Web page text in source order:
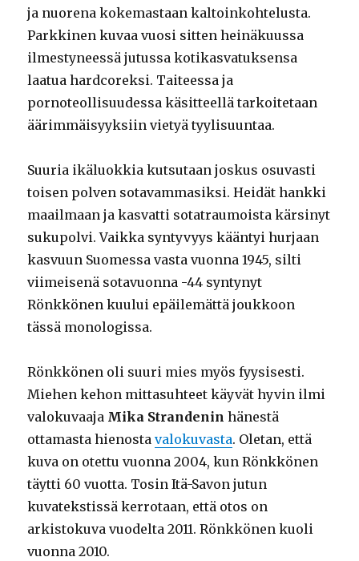
ja nuorena kokemastaan kaltoinkohtelusta.
Parkkinen kuvaa vuosi sitten heinäkuussa
ilmestyneessä jutussa kotikasvatuksensa
laatua hardcoreksi. Taiteessa ja
pornoteollisuudessa käsitteellä tarkoitetaan
äärimmäisyyksiin vietyä tyylisuuntaa.
Suuria ikäluokkia kutsutaan joskus osuvasti
toisen polven sotavammasiksi. Heidät hankki
maailmaan ja kasvatti sotatraumoista kärsinyt
sukupolvi. Vaikka syntyvyys kääntyi hurjaan
kasvuun Suomessa vasta vuonna 1945, silti
viimeisenä sotavuonna -44 syntynyt
Rönkkönen kuului epäilemättä joukkoon
tässä monologissa.
Rönkkönen oli suuri mies myös fyysisesti.
Miehen kehon mittasuhteet käyvät hyvin ilmi
valokuvaaja Mika Strandenin hänestä
ottamasta hienostavalokuvasta. Oletan, että
kuva on otettu vuonna 2004, kun Rönkkönen
täytti 60 vuotta. Tosin Itä-Savon jutun
kuvatekstissä kerrotaan, että otos on
arkistokuva vuodelta 2011. Rönkkönen kuoli
vuonna 2010.